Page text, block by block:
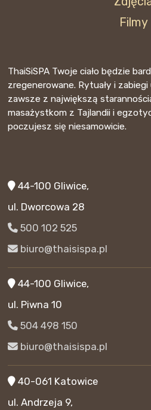
Filmy
ThaiSiSPA Twoje ciało będzie
zregenerowane. Rytuały i
zawsze z największą
masażystkom z Tajlandii i
poczujesz się niesamowicie.
44-100 Gliwice,
ul. Dworcowa 28
500 102 525
biuro@thaisispa.pl
44-100 Gliwice,
ul. Piwna 10
504 498 150
biuro@thaisispa.pl
40-061 Katowice
ul. Andrzeja 9,